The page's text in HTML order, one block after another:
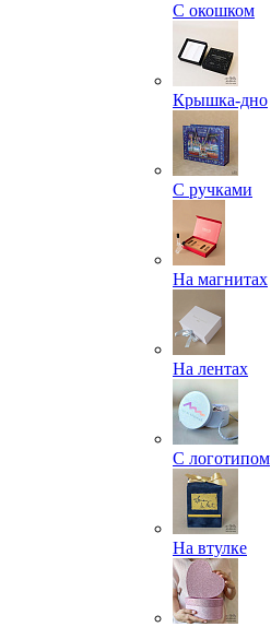
С окошком
Крышка-дно
С ручками
На магнитах
На лентах
С логотипом
На втулке